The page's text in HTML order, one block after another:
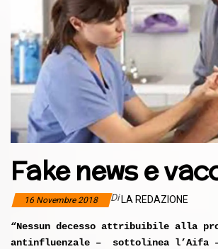
Fake news e
16 Novembre 2018 Di LA REDAZIONE
“Nessun decesso attribuibile alla
antinfluenzale – sottolinea l’Aifa